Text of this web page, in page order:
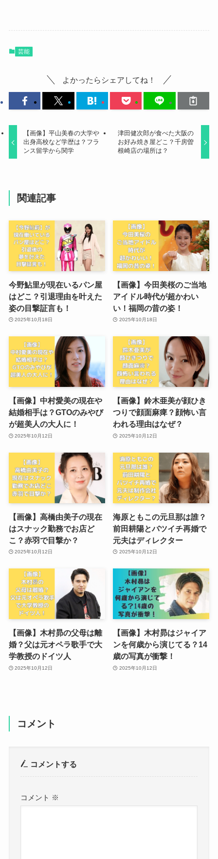
芸能
よかったらシェアしてね！
【画像】平山美春の大学や
出身高校など学歴は？フラ
ンス留学から関学
津田健次郎が食べた大阪の
お好み焼き屋どこ？千房曽
根崎店の場所は？
関連記事
今野鮎里が現在いるパン屋
はどこ？引退理由を叶えた
姿の目撃証言も！
2025年10月18日
【画像】今田美桜のご当地
アイドル時代が超かわい
い！福岡の昔の姿！
2025年10月18日
【画像】中村愛美の現在や
結婚相手は？GTOのみやび
が超美人の大人に！
2025年10月12日
【画像】鈴木亜美が顔ひき
つりで顔面麻痺？顔怖い言
われる理由はなぜ？
2025年10月12日
【画像】高橋由美子の現在
はスナック勤務でお店ど
こ？赤羽で目撃か？
2025年10月12日
海原ともこの元旦那は誰？
前田耕陽とバツイチ再婚で
元夫はディレクター
2025年10月12日
【画像】木村昴の父母は離
婚？父は元オペラ歌手で大
学教授のドイツ人
2025年10月12日
【画像】木村昴はジャイア
ンを何歳から演じてる？14
歳の写真が衝撃！
2025年10月12日
コメント
コメントする
コメント ※